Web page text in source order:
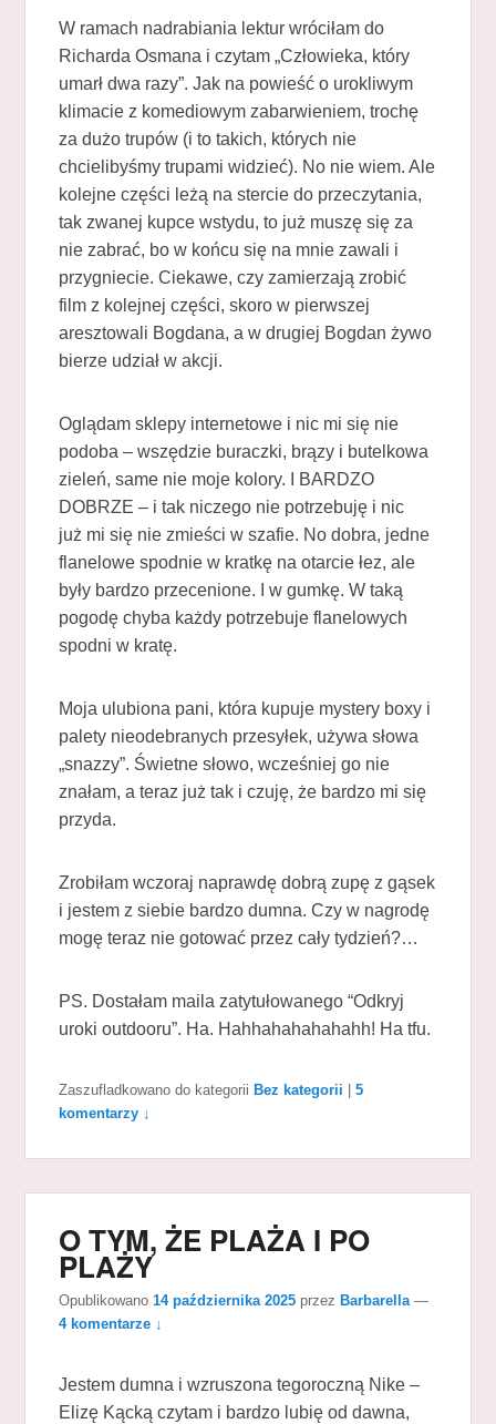
W ramach nadrabiania lektur wróciłam do
Richarda Osmana i czytam „Człowieka, który
umarł dwa razy”. Jak na powieść o urokliwym
klimacie z komediowym zabarwieniem, trochę
za dużo trupów (i to takich, których nie
chcielibyśmy trupami widzieć). No nie wiem. Ale
kolejne części leżą na stercie do przeczytania,
tak zwanej kupce wstydu, to już muszę się za
nie zabrać, bo w końcu się na mnie zawali i
przygniecie. Ciekawe, czy zamierzają zrobić
film z kolejnej części, skoro w pierwszej
aresztowali Bogdana, a w drugiej Bogdan żywo
bierze udział w akcji.
Oglądam sklepy internetowe i nic mi się nie
podoba – wszędzie buraczki, brązy i butelkowa
zieleń, same nie moje kolory. I BARDZO
DOBRZE – i tak niczego nie potrzebuję i nic
już mi się nie zmieści w szafie. No dobra, jedne
flanelowe spodnie w kratkę na otarcie łez, ale
były bardzo przecenione. I w gumkę. W taką
pogodę chyba każdy potrzebuje flanelowych
spodni w kratę.
Moja ulubiona pani, która kupuje mystery boxy i
palety nieodebranych przesyłek, używa słowa
„snazzy”. Świetne słowo, wcześniej go nie
znałam, a teraz już tak i czuję, że bardzo mi się
przyda.
Zrobiłam wczoraj naprawdę dobrą zupę z gąsek
i jestem z siebie bardzo dumna. Czy w nagrodę
mogę teraz nie gotować przez cały tydzień?…
PS. Dostałam maila zatytułowanego “Odkryj
uroki outdooru”. Ha. Hahhahahahahahh! Ha tfu.
Zaszufladkowano do kategorii Bez kategorii |5
komentarzy ↓
O TYM, ŻE PLAŻA I PO
PLAŻY
Opublikowano14 października 2025 przezBarbarella —
4 komentarze ↓
Jestem dumna i wzruszona tegoroczną Nike –
Elizę Kącką czytam i bardzo lubię od dawna,